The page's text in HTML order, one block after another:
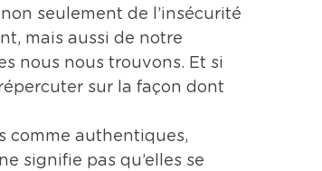
seulement de l’insécurité
mais aussi de notre
nous nous trouvons. Et si
sur la façon dont
comme authentiques,
signifie pas qu’elles se